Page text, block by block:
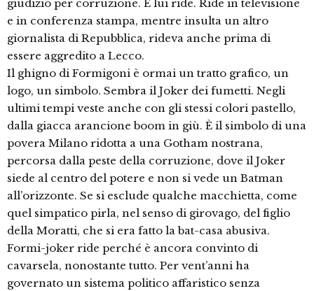
giudizio per corruzione. E lui ride. Ride in televisione
e in conferenza stampa, mentre insulta un altro
giornalista di Repubblica, rideva anche prima di
essere aggredito a Lecco.
Il ghigno di Formigoni è ormai un tratto grafico, un
logo, un simbolo. Sembra il Joker dei fumetti. Negli
ultimi tempi veste anche con gli stessi colori pastello,
dalla giacca arancione boom in giù. È il simbolo di una
povera Milano ridotta a una Gotham nostrana,
percorsa dalla peste della corruzione, dove il Joker
siede al centro del potere e non si vede un Batman
all’orizzonte. Se si esclude qualche macchietta, come
quel simpatico pirla, nel senso di girovago, del figlio
della Moratti, che si era fatto la bat-casa abusiva.
Formi-joker ride perché è ancora convinto di
cavarsela, nonostante tutto. Per vent’anni ha
governato un sistema politico affaristico senza